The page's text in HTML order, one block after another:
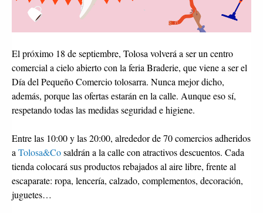
El próximo 18 de septiembre, Tolosa volverá a ser un centro
comercial a cielo abierto con la feria Braderie, que viene a ser el
Día del Pequeño Comercio tolosarra. Nunca mejor dicho,
además, porque las ofertas estarán en la calle. Aunque eso sí,
respetando todas las medidas seguridad e higiene.
Entre las 10:00 y las 20:00, alrededor de 70 comercios adheridos
a Tolosa&Cosaldrán a la calle con atractivos descuentos. Cada
tienda colocará sus productos rebajados al aire libre, frente al
escaparate: ropa, lencería, calzado, complementos, decoración,
juguetes…